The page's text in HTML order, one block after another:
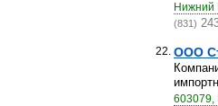
Нижний
(831)
22. ООО
603079,